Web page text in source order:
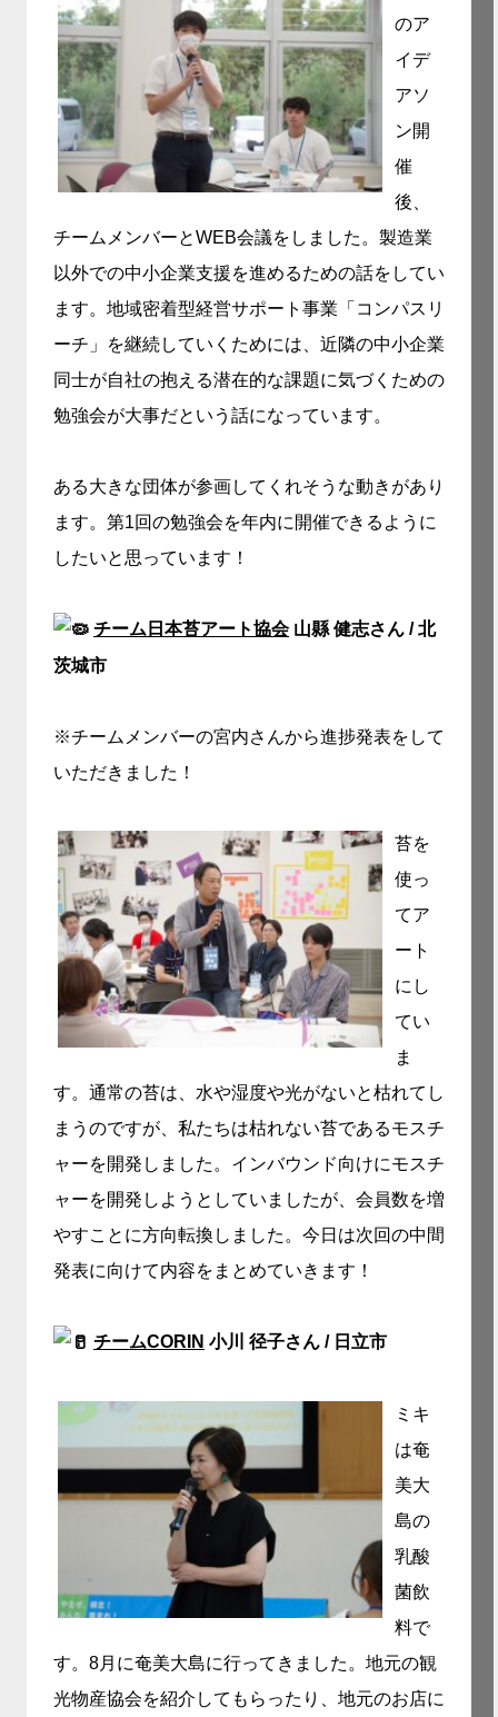
のア
イデ
アソ
ン開
催
後、
チームメンバーとWEB会議をしました。 製造業
以外での中小企業支援を進めるための話をしてい
ます。地域密着型経営サポート事業「コンパスリ
ーチ」を継続していくためには、 近隣の中小企業
同士が自社の抱える潜在的な課題に気づくための
勉強会が大事だという話になっています。
ある大きな団体が参画してくれそうな動きがあり
ます。 第1回の勉強会を年内に開催できるように
したいと思っています！
チーム日本苔アート協会山縣 健志さん / 北
茨城市
※チームメンバーの宮内さんから進捗発表をして
いただきました！
苔を
使っ
てア
ート
にし
てい
ま
す。通常の苔は、 水や湿度や光がないと枯れてし
まうのですが、私たちは枯れない苔であるモスチ
ャーを開発しました。 インバウンド向けにモスチ
ャーを開発しようとしていましたが、会員数を増
やすことに方向転換しました。今日は次回の中間
発表に向けて内容をまとめていきます！
チームCORIN 小川 径子さん / 日立市
ミキ
は奄
美大
島の
乳酸
菌飲
料で
す。8月に奄美大島に行ってきました。地元の観
光物産協会を紹介してもらったり、地元のお店に